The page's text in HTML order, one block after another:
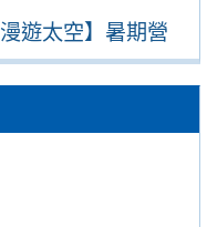
遊太空】暑期營